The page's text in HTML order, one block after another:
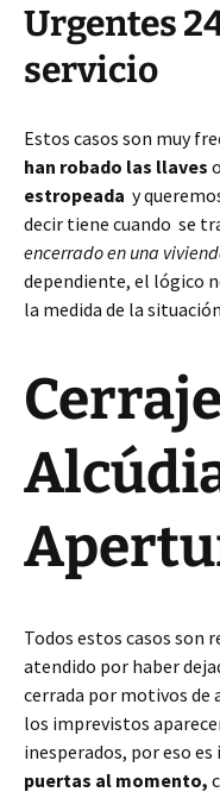
Urgentes
servicio
Estos casos son muy
han robado las llaves
estropeada y
decir tiene cuando se
encerrado en una
dependiente, el lógico
la medida de la
Todos estos casos son
atendido por haber
cerrada por motivos de
los imprevistos
inesperados, por eso
puertas al momento,